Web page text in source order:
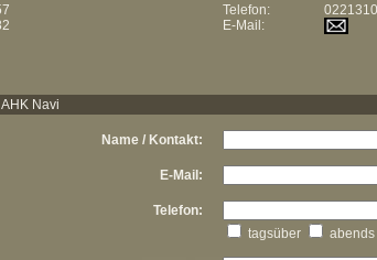
Telefon:
E-Mail:
Navi
Name / Kontakt:
E-Mail:
Telefon:
tagsüber
abends